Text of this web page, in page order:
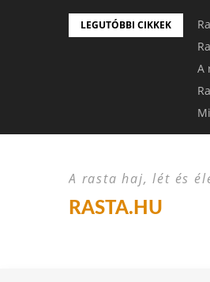
LEGUTÓBBI CIKKEK
A
A rasta haj, lét és
RASTA.HU